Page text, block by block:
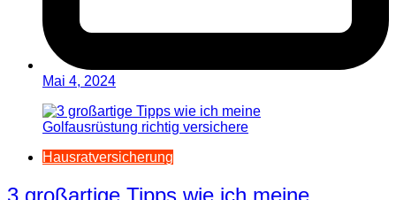
Mai 4, 2024
Hausratversicherung
3 großartige Tipps wie ich meine